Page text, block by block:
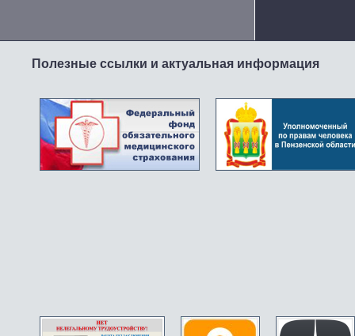
Полезные ссылки и актуальная информация